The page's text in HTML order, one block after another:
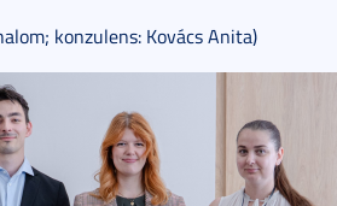
konzulens: Kovács Anita)